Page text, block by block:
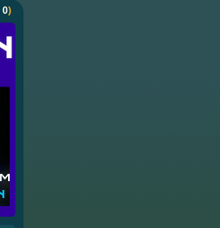
0)